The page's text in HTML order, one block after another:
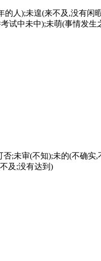
人);未遑(来不及,没有
试中未中);未萌(事情发生
;未审(不知);未的(不确
及;没有达到)